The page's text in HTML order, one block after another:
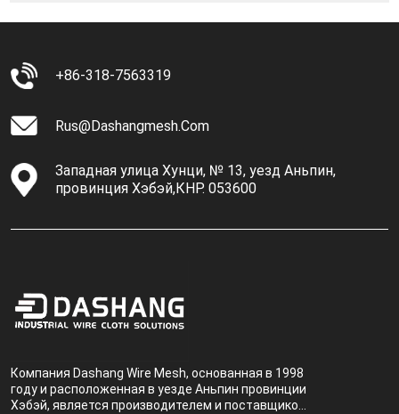
+86-318-7563319
Rus@dashangmesh.com
Западная улица Хунци, № 13, уезд Аньпин,
провинция Хэбэй,КНР. 053600
Компания Dashang Wire Mesh, основанная в 1998
году и расположенная в уезде Аньпин провинции
Хэбэй, является производителем и поставщиком,